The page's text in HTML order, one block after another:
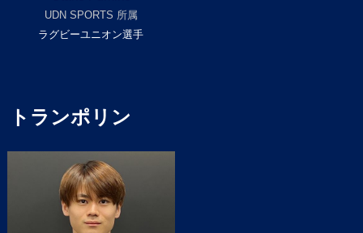
UDN SPORTS 所属
ラグビーユニオン選手
トランポリン